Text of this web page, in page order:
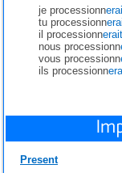
je processionn
tu processionn
il processionnerait
nous processionn
vous processionn
ils processionn
Present